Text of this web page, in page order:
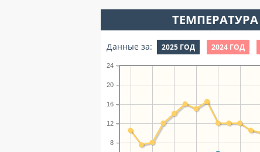
ТЕМПЕРАТУРА
Данные за: 2025 ГОД 2024 ГОД
8
12
16
20
24